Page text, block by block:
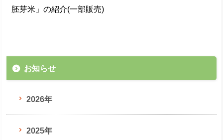
胚芽米」の紹介(一部販売)
お知らせ
2026年
2025年